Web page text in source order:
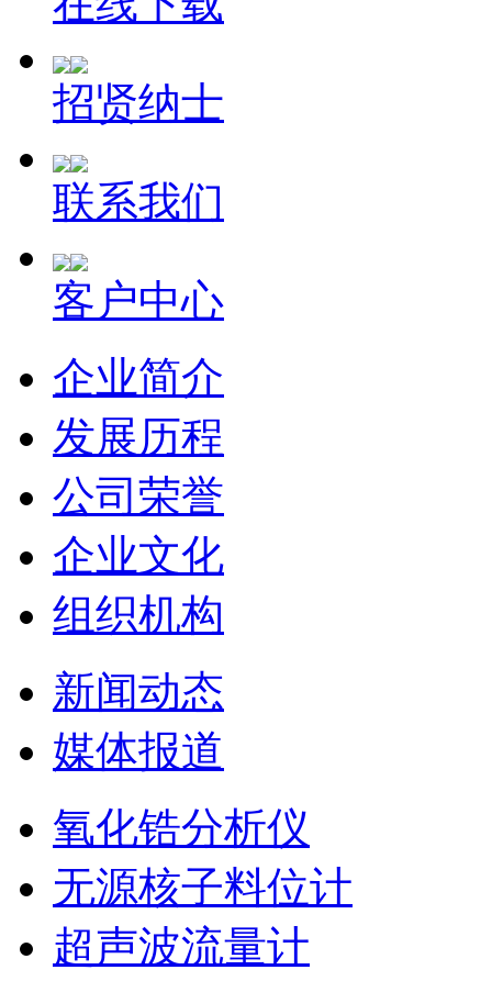
招贤纳士
联系我们
客户中心
企业简介
发展历程
公司荣誉
企业文化
组织机构
新闻动态
媒体报道
氧化锆分析仪
无源核子料位计
超声波流量计